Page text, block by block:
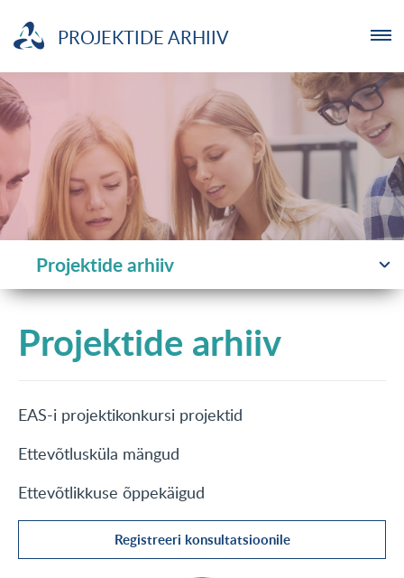
PROJEKTIDE ARHIIV
MTÜ
NOORTELABOR
INVESTOR
TUTVUSTUS
UUDISED
English
Projektide arhiiv
Projektide arhiiv
EAS-i projektikonkursi projektid
Ettevõtlusküla mängud
Ettevõtlikkuse õppekäigud
Registreeri konsultatsioonile